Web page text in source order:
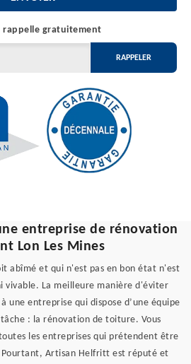
rappelle gratuitement
entreprise de rénovation
Lon Les Mines
abîmé et qui n'est pas en bon état n'est
vivable. La meilleure manière d'éviter
une entreprise qui dispose d’une équipe
: la rénovation de toiture. Vous
les entreprises qui prétendent être
Pourtant, Artisan Helfritt est réputé et